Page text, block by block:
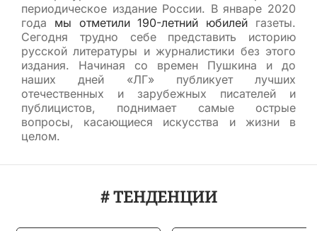
периодическое издание России. В январе 2020
года мы отметили 190-летний юбилей газеты.
Сегодня трудно себе представить историю
русской литературы и журналистики без этого
издания. Начиная со времен Пушкина и до
наших дней «ЛГ» публикует лучших
отечественных и зарубежных писателей и
публицистов, поднимает самые острые
вопросы, касающиеся искусства и жизни в
целом.
# ТЕНДЕНЦИИ